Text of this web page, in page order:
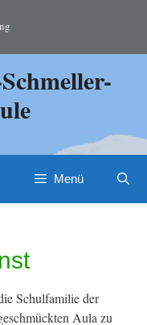
Menü
Schulfamilie der
Aula zu